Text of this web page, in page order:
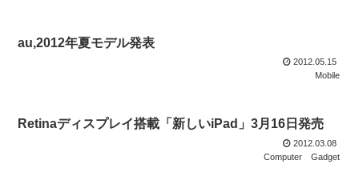
au,2012年夏モデル発表
2012.05.15
Mobile
Retinaディスプレイ搭載「新しいiPad」3月16日発売
2012.03.08
Computer
Gadget